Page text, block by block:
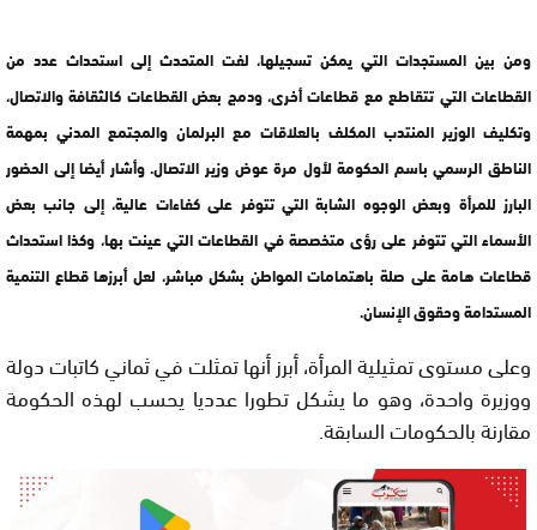
ومن بين المستجدات التي يمكن تسجيلها، لفت المتحدث إلى استحداث عدد من
القطاعات التي تتقاطع مع قطاعات أخرى، ودمج بعض القطاعات كالثقافة والاتصال،
وتكليف الوزير المنتدب المكلف بالعلاقات مع البرلمان والمجتمع المدني بمهمة
الناطق الرسمي باسم الحكومة لأول مرة عوض وزير الاتصال. وأشار أيضا إلى الحضور
البارز للمرأة وبعض الوجوه الشابة التي تتوفر على كفاءات عالية، إلى جانب بعض
الأسماء التي تتوفر على رؤى متخصصة في القطاعات التي عينت بها، وكذا استحداث
قطاعات هامة على صلة باهتمامات المواطن بشكل مباشر، لعل أبرزها قطاع التنمية
المستدامة وحقوق الإنسان.
وعلى مستوى تمثيلية المرأة، أبرز أنها تمثلت في ثماني كاتبات دولة
ووزيرة واحدة، وهو ما يشكل تطورا عدديا يحسب لهذه الحكومة
مقارنة بالحكومات السابقة.